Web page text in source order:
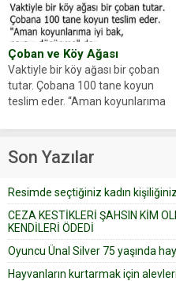
Oyuncumuz ve çok değerli
dostumuz...
Çoban ve Köy Ağası
Vaktiyle bir köy ağası bir çoban
tutar. Çobana 100 tane koyun
teslim eder. “Aman koyunlarıma
Çoban koyunları alır gider. Aylar...
Son Yazılar
Resimde seçtiğiniz kadın
CEZA KESTİKLERİ ŞAHSIN KİM
KENDİLERİ ÖDEDİ
Oyuncu Ünal Silver 75 yaşında
Hayvanların kurtarmak için